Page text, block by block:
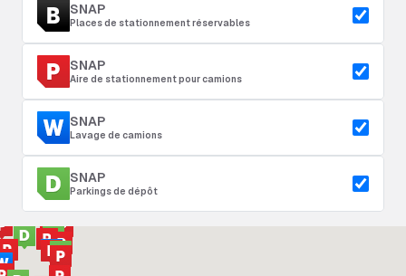
SNAP
Places de stationnement réservables
SNAP
Aire de stationnement pour camions
SNAP
Lavage de camions
SNAP
Parkings de dépôt